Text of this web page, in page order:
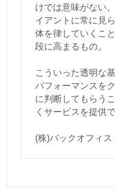
けでは意味がない
イアントに常に見
体を律していくこ
段に高まるもの。
こういった透明な
パフォーマンスを
に判断してもらう
くサービスを提供
(株)バックオフィ